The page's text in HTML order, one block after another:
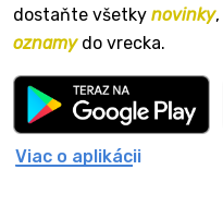
dostaňte všetky novinky,
oznamydo vrecka.
Viac o aplikácii